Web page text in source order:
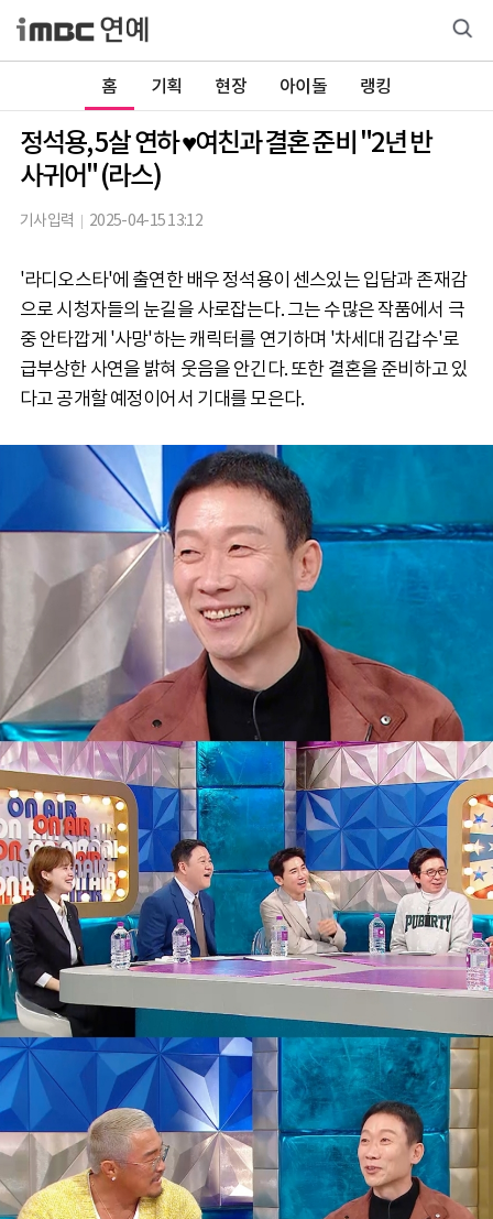
홈 기획 현장 아이돌 랭킹
정석용, 5살 연하 ♥여친과 결혼 준비 "2년 반
사귀어" (라스)
기사입력 2025-04-15 13:12
'라디오스타'에 출연한 배우 정석용이 센스있는 입담과 존재감
으로 시청자들의 눈길을 사로잡는다. 그는 수많은 작품에서 극
중 안타깝게 '사망'하는 캐릭터를 연기하며 '차세대 김갑수'로
급부상한 사연을 밝혀 웃음을 안긴다. 또한 결혼을 준비하고 있
다고 공개할 예정이어서 기대를 모은다.